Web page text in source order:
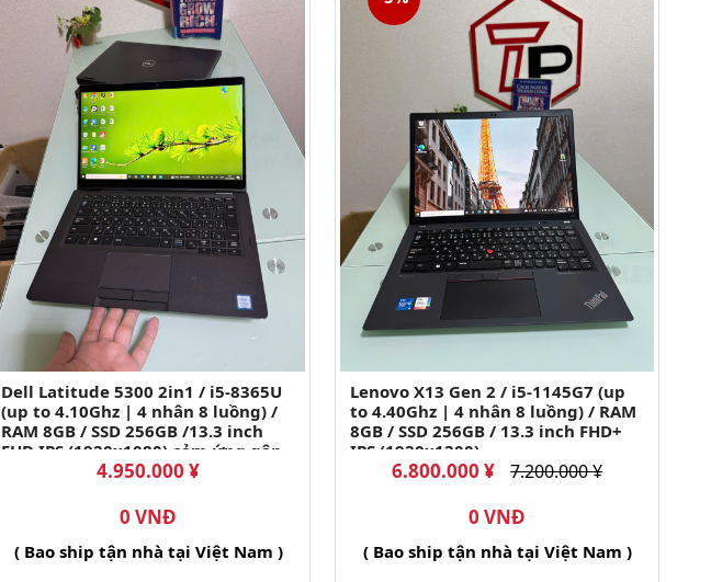
Dell Latitude 5300 2in1 / i5-8365U
(up to 4.10Ghz | 4 nhân 8 luồng) /
RAM 8GB / SSD 256GB /13.3 inch
FHD IPS (1920x1080) cảm ứng gập
4.950.000 ¥
0 VNĐ
( Bao ship tận nhà tại Việt Nam )
Lenovo X13 Gen 2 / i5-1145G7 (up
to 4.40Ghz | 4 nhân 8 luồng) / RAM
8GB / SSD 256GB / 13.3 inch FHD+
IPS (1920x1200)
6.800.000 ¥ 7.200.000 ¥
0 VNĐ
( Bao ship tận nhà tại Việt Nam )